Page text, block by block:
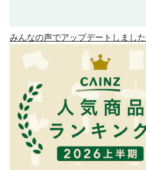
みんなの声でアップデートしました